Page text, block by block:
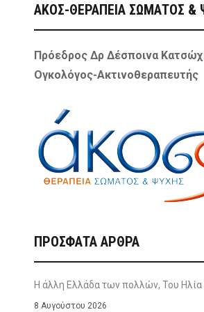
ΑΚΟΣ-ΘΕΡΑΠΕΙΑ ΣΩΜΑΤΟΣ &
Πρόεδρος Δρ Δέσποινα
Ογκολόγος-Ακτινοθεραπευτής
ΠΡΌΣΦΑΤΑ ΆΡΘΡΑ
Η άλλη Ελλάδα των πολλών, Του Ηλία
8 Αυγούστου 2026